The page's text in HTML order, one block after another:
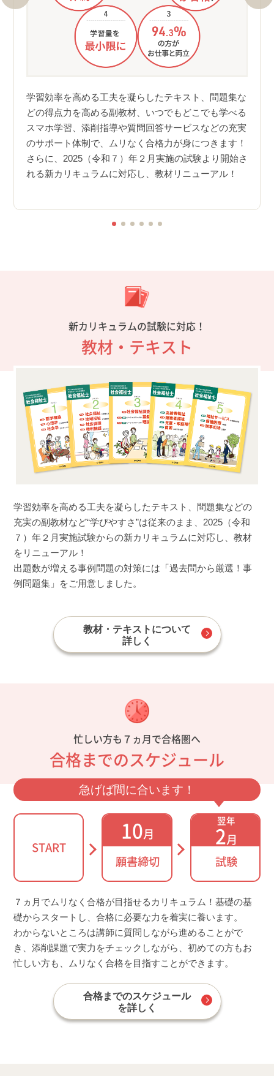
学習効率を高める工夫を凝らしたテキスト、問題集な
どの得点力を高める副教材、いつでもどこでも学べる
スマホ学習、添削指導や質問回答サービスなどの充実
のサポート体制で、ムリなく合格力が身につきます！
さらに、2025（令和７）年２月実施の試験より開始さ
れる新カリキュラムに対応し、教材リニューアル！
新カリキュラムの試験に対応！
教材・テキスト
学習効率を高める工夫を凝らしたテキスト、問題集などの
充実の副教材など“学びやすさ”は従来のまま、2025（令和
７）年２月実施試験からの新カリキュラムに対応し、教材
をリニューアル！
出題数が増える事例問題の対策には「過去問から厳選！事
例問題集」をご用意しました。
教材・テキストについて
詳しく
忙しい方も７ヵ月で合格圏へ
合格までのスケジュール
急げば間に合います！
START
10月
願書締切
翌年
2月
試験
７ヵ月でムリなく合格が目指せるカリキュラム！基礎の基
礎からスタートし、合格に必要な力を着実に養います。
わからないところは講師に質問しながら進めることがで
き、添削課題で実力をチェックしながら、初めての方もお
忙しい方も、ムリなく合格を目指すことができます。
合格までのスケジュール
を詳しく